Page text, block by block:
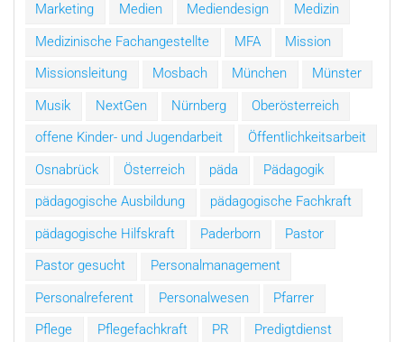
Marketing
Medien Mediendesign
Medizin
Medizinische Fachangestellte
MFA
Mission
Missionsleitung
Mosbach München
Münster
Musik
NextGen Nürnberg
Oberösterreich
offene Kinder- und Jugendarbeit
Öffentlichkeitsarbeit
Osnabrück
Österreich päda
Pädagogik
pädagogische Ausbildung
pädagogische Fachkraft
pädagogische Hilfskraft
Paderborn
Pastor
Pastor gesucht
Personalmanagement
Personalreferent
Personalwesen
Pfarrer
Pflege
Pflegefachkraft PR
Predigtdienst